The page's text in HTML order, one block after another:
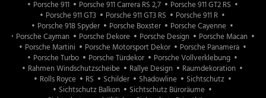
Porsche 911
Porsche 911 Carrera RS 2,7
Porsche 911 GT2 RS
Porsche 911 GT3
Porsche 911 GT3 RS
Porsche 911 R
Porsche 918 Spyder
Porsche Boxster
Porsche Cayenne
Porsche Cayman
Porsche Dekore Porsche Design
Porsche Macan
Porsche Martini
Porsche Motorsport Dekor
Porsche Panamera
Porsche Turbo
Porsche Türdekor
Porsche Vollverklebung
Rahmen Windschutzscheibe
Rallye Design
Raumdekoration
Rolls Royce
RS Schilder Shadowline
Sichtschutz
Sichtschutz Balkon
Sichtschutz Büroräume